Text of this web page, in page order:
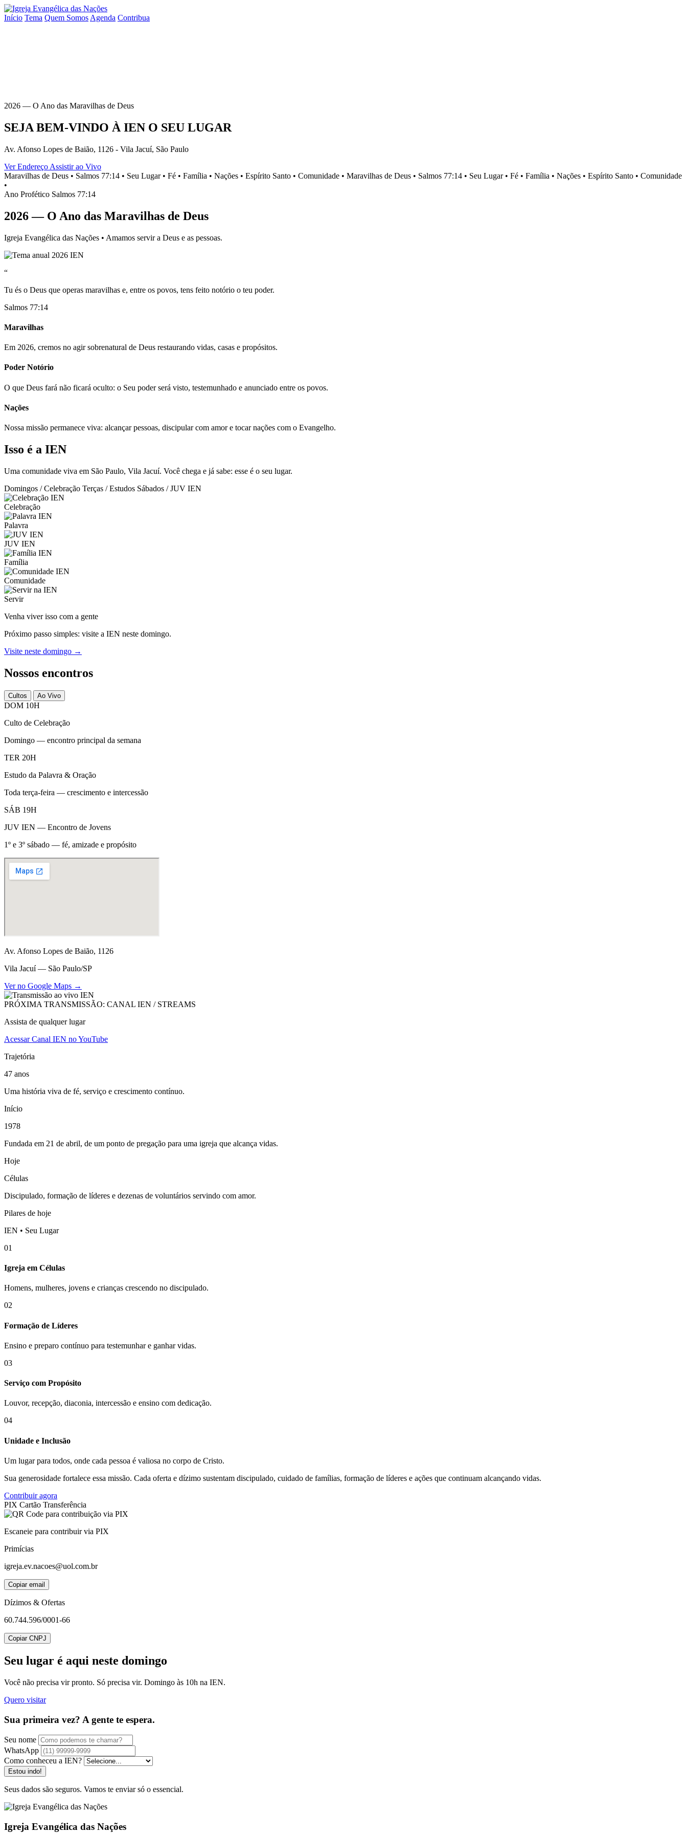
Início Tema Quem Somos Agenda Contribua
2026 — O Ano das Maravilhas de Deus
SEJA BEM-VINDO À IEN O SEU LUGAR
Av. Afonso Lopes de Baião, 1126 - Vila Jacuí, São Paulo
Ver Endereço Assistir ao Vivo
Maravilhas de Deus • Salmos 77:14 • Seu Lugar • Fé • Família • Nações • Espírito Santo • Comunidade • Maravilhas de Deus • Salmos 77:14 • Seu Lugar • Fé • Família • Nações • Espírito Santo • Comunidade
•
Ano Profético Salmos 77:14
2026 — O Ano das Maravilhas de Deus
Igreja Evangélica das Nações • Amamos servir a Deus e as pessoas.
“
Tu és o Deus que operas maravilhas e, entre os povos, tens feito notório o teu poder.
Salmos 77:14
Maravilhas
Em 2026, cremos no agir sobrenatural de Deus restaurando vidas, casas e propósitos.
Poder Notório
O que Deus fará não ficará oculto: o Seu poder será visto, testemunhado e anunciado entre os povos.
Nações
Nossa missão permanece viva: alcançar pessoas, discipular com amor e tocar nações com o Evangelho.
Isso é a IEN
Uma comunidade viva em São Paulo, Vila Jacuí. Você chega e já sabe: esse é o seu lugar.
Domingos / Celebração Terças / Estudos Sábados / JUV IEN
Celebração
Palavra
JUV IEN
Família
Comunidade
Servir
Venha viver isso com a gente
Próximo passo simples: visite a IEN neste domingo.
Visite neste domingo →
Nossos encontros
Cultos Ao Vivo
DOM 10H
Culto de Celebração
Domingo — encontro principal da semana
TER 20H
Estudo da Palavra & Oração
Toda terça-feira — crescimento e intercessão
SÁB 19H
JUV IEN — Encontro de Jovens
1º e 3º sábado — fé, amizade e propósito
Av. Afonso Lopes de Baião, 1126
Vila Jacuí — São Paulo/SP
Ver no Google Maps →
PRÓXIMA TRANSMISSÃO: CANAL IEN / STREAMS
Assista de qualquer lugar
Acessar Canal IEN no YouTube
Trajetória
47 anos
Uma história viva de fé, serviço e crescimento contínuo.
Início
1978
Fundada em 21 de abril, de um ponto de pregação para uma igreja que alcança vidas.
Hoje
Células
Discipulado, formação de líderes e dezenas de voluntários servindo com amor.
Pilares de hoje
IEN • Seu Lugar
01
Igreja em Células
Homens, mulheres, jovens e crianças crescendo no discipulado.
02
Formação de Líderes
Ensino e preparo contínuo para testemunhar e ganhar vidas.
03
Serviço com Propósito
Louvor, recepção, diaconia, intercessão e ensino com dedicação.
04
Unidade e Inclusão
Um lugar para todos, onde cada pessoa é valiosa no corpo de Cristo.
Sua generosidade fortalece essa missão. Cada oferta e dízimo sustentam discipulado, cuidado de famílias, formação de líderes e ações que continuam alcançando vidas.
Contribuir agora
PIX Cartão Transferência
Escaneie para contribuir via PIX
Primícias
igreja.ev.nacoes@uol.com.br
Copiar email
Dízimos & Ofertas
60.744.596/0001-66
Copiar CNPJ
Seu lugar é aqui neste domingo
Você não precisa vir pronto. Só precisa vir. Domingo às 10h na IEN.
Quero visitar
Sua primeira vez? A gente te espera.
Seu nome
WhatsApp
Como conheceu a IEN?
Estou indo!
Seus dados são seguros. Vamos te enviar só o essencial.
Igreja Evangélica das Nações